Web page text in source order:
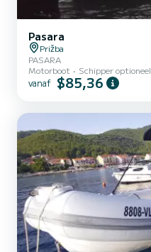
Pasara
Prižba
PASARA
Motorboot
Schipper optioneel
vanaf $85,36